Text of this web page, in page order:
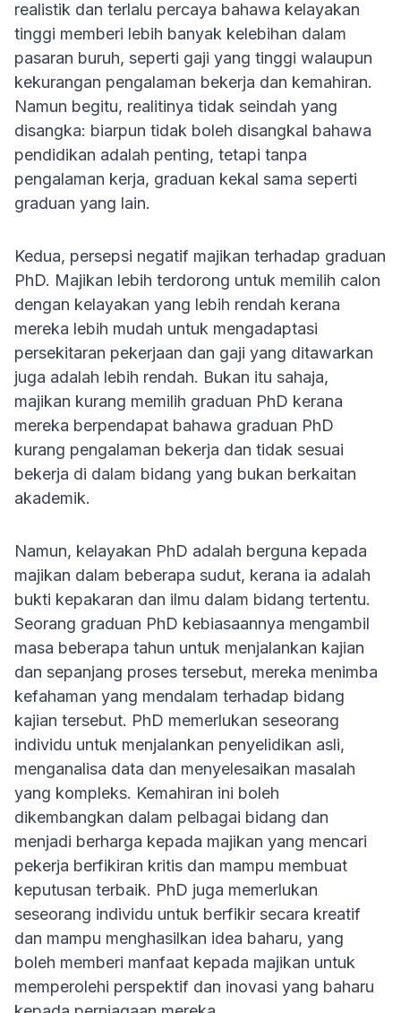
realistik dan terlalu percaya bahawa kelayakan
tinggi memberi lebih banyak kelebihan dalam
pasaran buruh, seperti gaji yang tinggi walaupun
kekurangan pengalaman bekerja dan kemahiran.
Namun begitu, realitinya tidak seindah yang
disangka: biarpun tidak boleh disangkal bahawa
pendidikan adalah penting, tetapi tanpa
pengalaman kerja, graduan kekal sama seperti
graduan yang lain.
Kedua, persepsi negatif majikan terhadap graduan
PhD. Majikan lebih terdorong untuk memilih calon
dengan kelayakan yang lebih rendah kerana
mereka lebih mudah untuk mengadaptasi
persekitaran pekerjaan dan gaji yang ditawarkan
juga adalah lebih rendah. Bukan itu sahaja,
majikan kurang memilih graduan PhD kerana
mereka berpendapat bahawa graduan PhD
kurang pengalaman bekerja dan tidak sesuai
bekerja di dalam bidang yang bukan berkaitan
akademik.
Namun, kelayakan PhD adalah berguna kepada
majikan dalam beberapa sudut, kerana ia adalah
bukti kepakaran dan ilmu dalam bidang tertentu.
Seorang graduan PhD kebiasaannya mengambil
masa beberapa tahun untuk menjalankan kajian
dan sepanjang proses tersebut, mereka menimba
kefahaman yang mendalam terhadap bidang
kajian tersebut. PhD memerlukan seseorang
individu untuk menjalankan penyelidikan asli,
menganalisa data dan menyelesaikan masalah
yang kompleks. Kemahiran ini boleh
dikembangkan dalam pelbagai bidang dan
menjadi berharga kepada majikan yang mencari
pekerja berfikiran kritis dan mampu membuat
keputusan terbaik. PhD juga memerlukan
seseorang individu untuk berfikir secara kreatif
dan mampu menghasilkan idea baharu, yang
boleh memberi manfaat kepada majikan untuk
memperolehi perspektif dan inovasi yang baharu